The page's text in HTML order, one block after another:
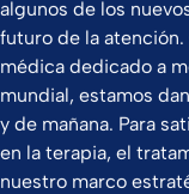
algunos de los
futuro de la
médica dedicado a
mundial, estamos
y de mañana. Para
en la terapia, el
nuestro marco